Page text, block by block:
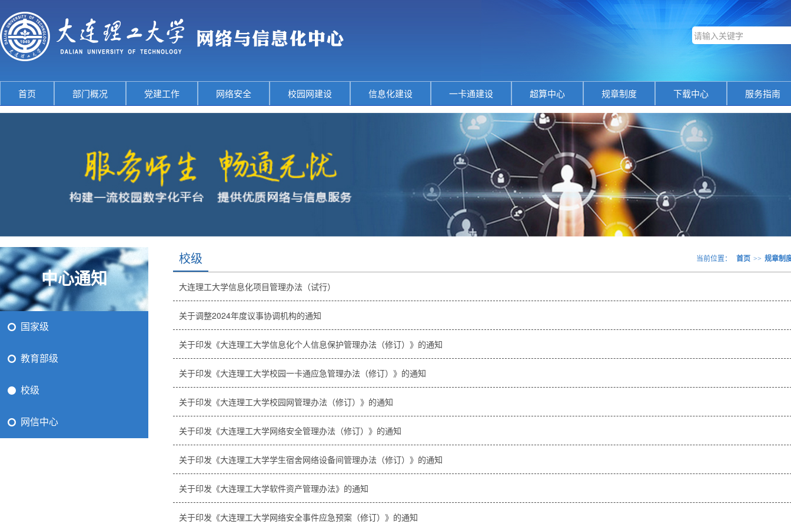
首页 部门概况 党建工作 网络安全 校园网建设 信息化建设 一卡通建设 超算中心 规章制度 下载中心 服务指南
中心通知
国家级
教育部级
校级
网信中心
校级 当前位置： 首页 >> 规章制
大连理工大学信息化项目管理办法（试行）
关于调整2024年度议事协调机构的通知
关于印发《大连理工大学信息化个人信息保护管理办法（修订）》的通知
关于印发《大连理工大学校园一卡通应急管理办法（修订）》的通知
关于印发《大连理工大学校园网管理办法（修订）》的通知
关于印发《大连理工大学网络安全管理办法（修订）》的通知
关于印发《大连理工大学学生宿舍网络设备间管理办法（修订）》的通知
关于印发《大连理工大学软件资产管理办法》的通知
关于印发《大连理工大学网络安全事件应急预案（修订）》的通知